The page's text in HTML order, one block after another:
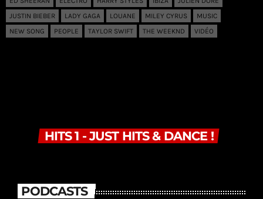
JUSTIN BIEBER
LADY GAGA LOUANE MILEY CYRUS
MUSIC
NEW SONG
PEOPLE TAYLOR SWIFT THE WEEKND VIDÉO
HITS 1 - JUST HITS & DANCE !
PODCASTS